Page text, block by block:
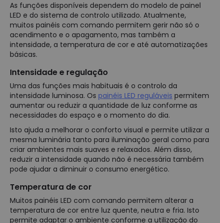
As funções disponíveis dependem do modelo de painel
LED e do sistema de controlo utilizado. Atualmente,
muitos painéis com comando permitem gerir não só o
acendimento e o apagamento, mas também a
intensidade, a temperatura de cor e até automatizações
básicas.
Intensidade e regulação
Uma das funções mais habituais é o controlo da
intensidade luminosa. Os painéis LED reguláveis permitem
aumentar ou reduzir a quantidade de luz conforme as
necessidades do espaço e o momento do dia.
Isto ajuda a melhorar o conforto visual e permite utilizar a
mesma luminária tanto para iluminação geral como para
criar ambientes mais suaves e relaxados. Além disso,
reduzir a intensidade quando não é necessária também
pode ajudar a diminuir o consumo energético.
Temperatura de cor
Muitos painéis LED com comando permitem alterar a
temperatura de cor entre luz quente, neutra e fria. Isto
permite adaptar o ambiente conforme a utilização do